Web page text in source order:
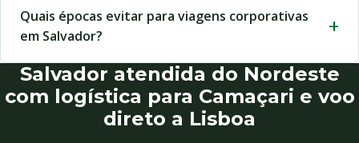
Quais épocas evitar para viagens corporativas
em Salvador?
Salvador atendida do Nordeste
com logística para Camaçari e voo
direto a Lisboa